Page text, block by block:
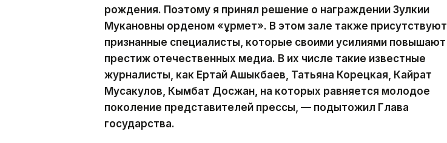
рождения. Поэтому я принял решение о награждении Зулкии
Мукановны орденом «Құрмет». В этом зале также присутствуют
признанные специалисты, которые своими усилиями повышают
престиж отечественных медиа. В их числе такие известные
журналисты, как Ертай Ашыкбаев, Татьяна Корецкая, Кайрат
Мусакулов, Кымбат Досжан, на которых равняется молодое
поколение представителей прессы, — подытожил Глава
государства.